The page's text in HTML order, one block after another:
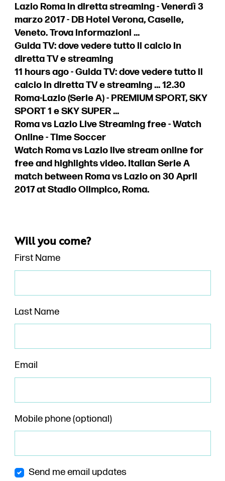
Lazio Roma in diretta streaming - Venerdì 3
marzo 2017 - DB Hotel Verona, Caselle,
Veneto. Trova informazioni ...
Guida TV: dove vedere tutto il calcio in
diretta TV e streaming
11 hours ago - Guida TV: dove vedere tutto il
calcio in diretta TV e streaming ... 12.30
Roma-Lazio (Serie A) - PREMIUM SPORT, SKY
SPORT 1 e SKY SUPER ...
Roma vs Lazio Live Streaming free - Watch
Online - Time Soccer
Watch Roma vs Lazio live stream online for
free and highlights video. Italian Serie A
match between Roma vs Lazio on 30 April
2017 at Stadio Olimpico, Roma.
Will you come?
First Name
Last Name
Email
Mobile phone (optional)
Send me email updates